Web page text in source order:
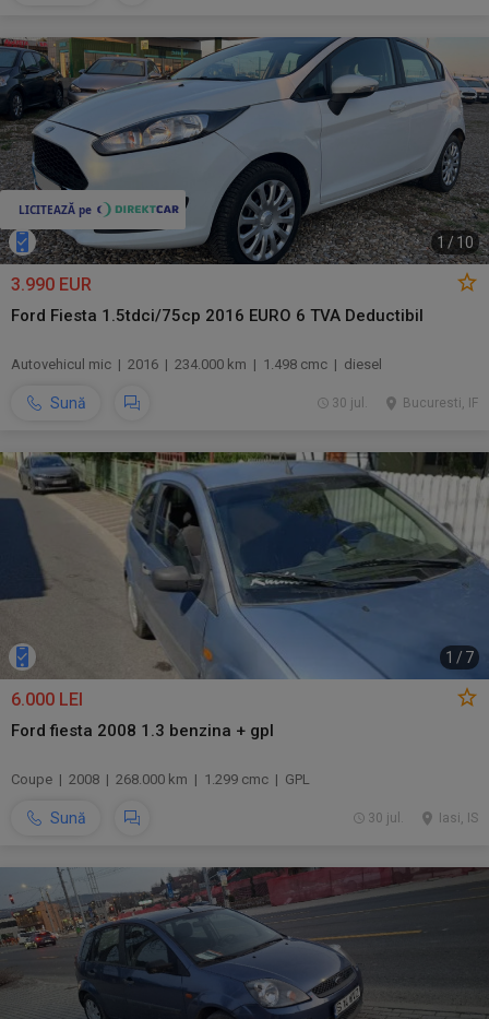
1 / 10
3.990 EUR
Ford Fiesta 1.5tdci/75cp 2016 EURO 6 TVA Deductibil
Autovehicul mic | 2016 | 234.000 km | 1.498 cmc | diesel
Sună Bucuresti, IF
30 jul.
1 / 7
6.000 LEI
Ford fiesta 2008 1.3 benzina + gpl
Coupe | 2008 | 268.000 km | 1.299 cmc | GPL
Sună Iasi, IS
30 jul.